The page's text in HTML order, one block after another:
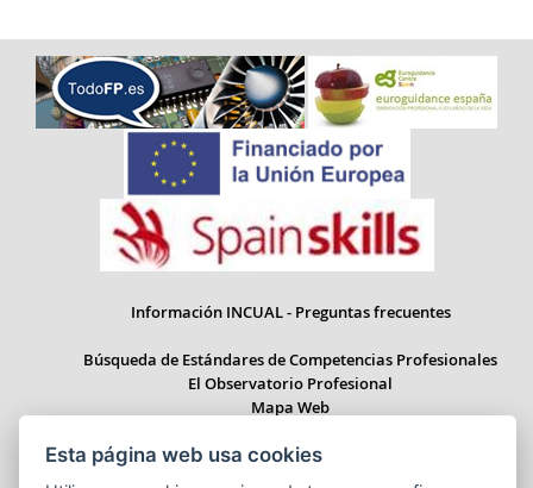
Información INCUAL - Preguntas frecuentes
Búsqueda de Estándares de Competencias Profesionales
El Observatorio Profesional
Mapa Web
Esta página web usa cookies